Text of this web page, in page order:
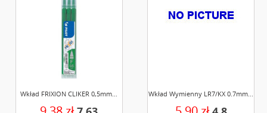
Wkład FRIXION CLIKER 0,5mm... Wkład Wymienny LR7/KX 0.7mm...